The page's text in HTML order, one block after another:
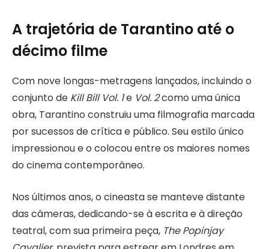
A trajetória de Tarantino até o
décimo filme
Com nove longas-metragens lançados, incluindo o
conjunto de Kill Bill Vol. 1e Vol. 2como uma única
obra, Tarantino construiu uma filmografia marcada
por sucessos de crítica e público. Seu estilo único
impressionou e o colocou entre os maiores nomes
do cinema contemporâneo.
Nos últimos anos, o cineasta se manteve distante
das câmeras, dedicando-se à escrita e à direção
teatral, com sua primeira peça, The Popinjay